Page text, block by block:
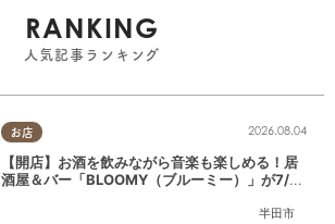
RANKING
人気記事ランキング
お店
半田市
2026.08.04
【開店】お酒を飲みながら音楽も楽しめる！居
酒屋＆バー「BLOOMY（ブルーミー）」が7/3